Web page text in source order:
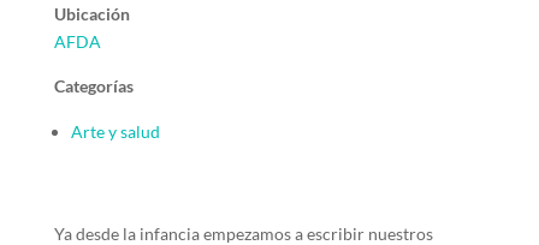
Ubicación
AFDA
Categorías
Arte y salud
Ya desde la infancia empezamos a escribir nuestros